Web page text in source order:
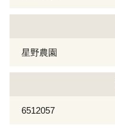
星野農園
6512057